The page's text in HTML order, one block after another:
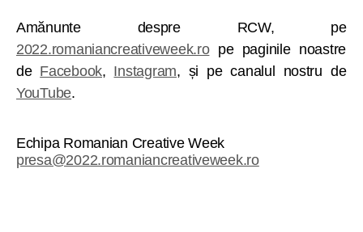
Amănunte despre RCW, pe
2022.romaniancreativeweek.rope paginile noastre
de Facebook, Instagram, și pe canalul nostru de
YouTube.
Echipa Romanian Creative Week
presa@2022.romaniancreativeweek.ro